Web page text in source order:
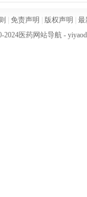
免责声明 版权声明
最
2024医药网站导航-